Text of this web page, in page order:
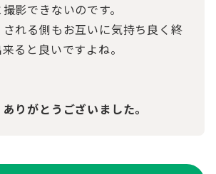
影できないのです。
れる側もお互いに気持ち良く終
ると良いですよね。
りがとうございました。